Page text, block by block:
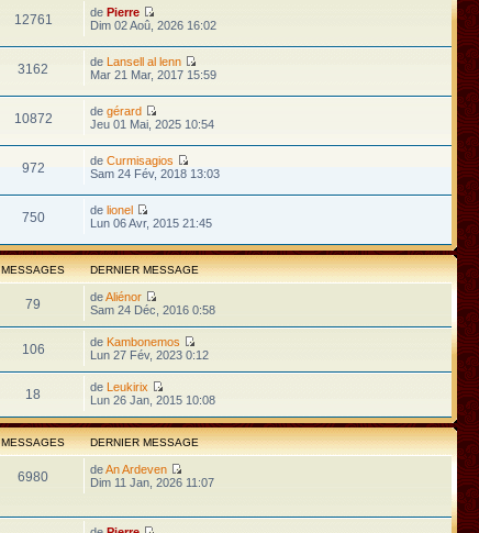
12761 de Pierre
Dim 02 Aoû, 2026 16:02
3162 de Lansell al lenn
Mar 21 Mar, 2017 15:59
10872 de gérard
Jeu 01 Mai, 2025 10:54
972 de Curmisagios
Sam 24 Fév, 2018 13:03
750 de lionel
Lun 06 Avr, 2015 21:45
MESSAGES DERNIER MESSAGE
79 deAliénor
Sam 24 Déc, 2016 0:58
106 de Kambonemos
Lun 27 Fév, 2023 0:12
18 de Leukirix
Lun 26 Jan, 2015 10:08
MESSAGES DERNIER MESSAGE
6980 deAn Ardeven
Dim 11 Jan, 2026 11:07